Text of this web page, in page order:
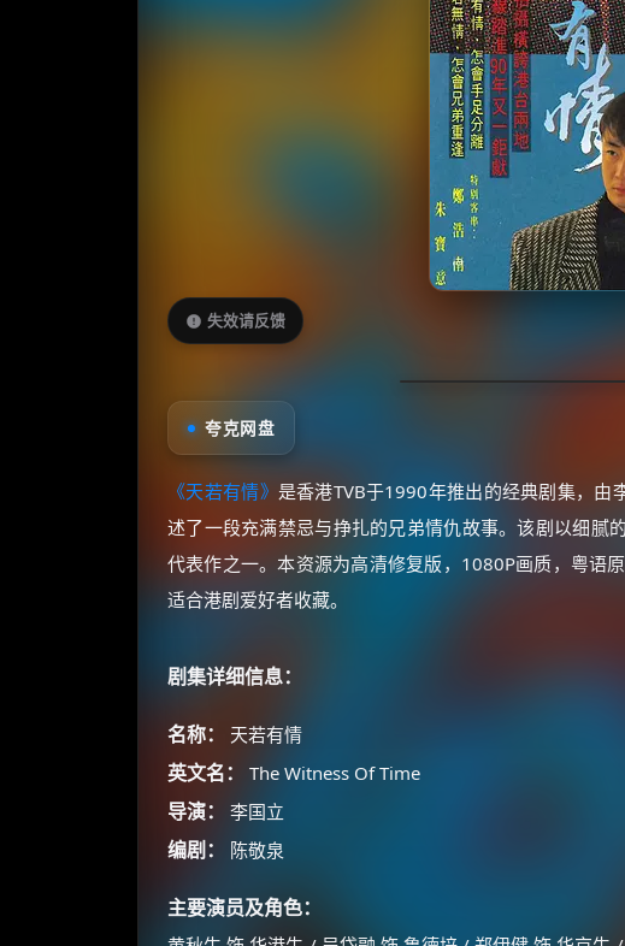
失效请反馈
夸克网盘
《天若有情》 是香港TVB于1990年推出的经典剧集，由
述了一段充满禁忌与挣扎的兄弟情仇故事。该剧以细腻
代表作之一。本资源为高清修复版，1080P画质，粤语
适合港剧爱好者收藏。
剧集详细信息：
名称： 天若有情
英文名： The Witness Of Time
导演： 李国立
编剧： 陈敬泉
主要演员及角色：